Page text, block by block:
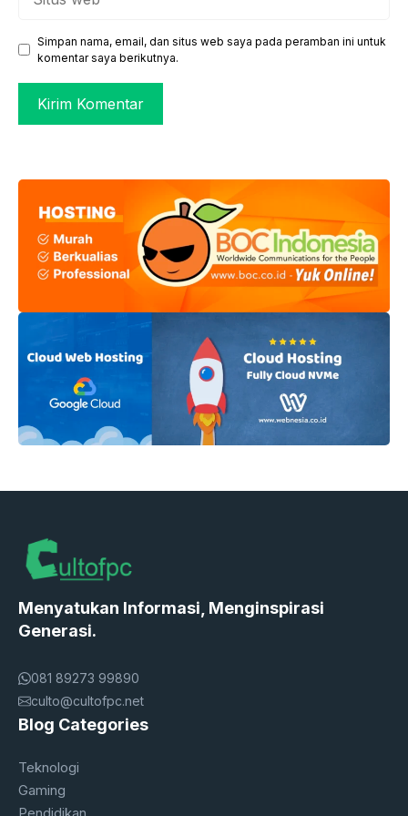
web
Simpan nama, email, dan situs web saya pada peramban ini untuk
komentar saya berikutnya.
Menyatukan Informasi, Menginspirasi
Generasi.
081 89273 99890
culto@cultofpc.net
Blog Categories
Teknologi
Gaming